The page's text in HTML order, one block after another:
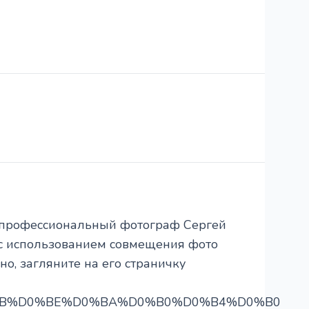
фотограф Сергей
использованием совмещения фото
загляните на его страничку